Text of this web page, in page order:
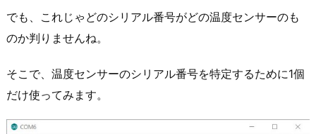
でも、これじゃどのシリアル番号がどの温度センサーのも
のか判りませんね。
そこで、温度センサーのシリアル番号を特定するために1個
だけ使ってみます。